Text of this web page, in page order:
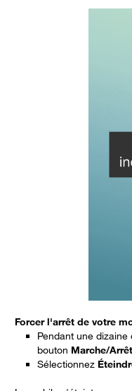
Forcer l'arrêt de votre
Pendant une
bouton Marche/
Sélectionnez